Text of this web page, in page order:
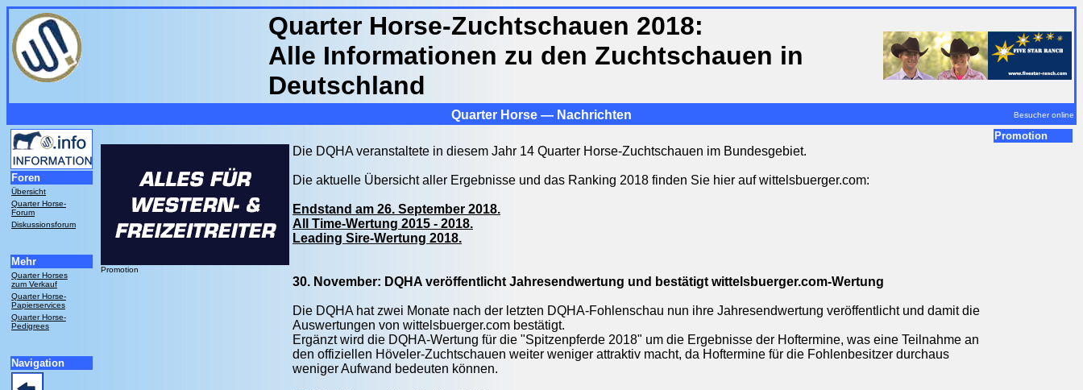
Quarter Horse-Zuchtschauen 2018:
Alle Informationen zu den Zuchtschauen in
Deutschland
Quarter Horse — Nachrichten Besucher online
Foren
Übersicht
Quarter Horse-
Forum
Diskussionsforum
Mehr
Quarter Horses
zum Verkauf
Quarter Horse-
Papierservices
Quarter Horse-
Pedigrees
Navigation
Promotion
Die DQHA veranstaltete in diesem Jahr 14 Quarter Horse-Zuchtschauen im Bundesgebiet.
Die aktuelle Übersicht aller Ergebnisse und das Ranking 2018 finden Sie hier auf wittelsbuerger.com:
Endstand am 26. September 2018.
All Time-Wertung 2015 - 2018.
Leading Sire-Wertung 2018.
30. November: DQHA veröffentlicht Jahresendwertung und bestätigt wittelsbuerger.com-Wertung
Die DQHA hat zwei Monate nach der letzten DQHA-Fohlenschau nun ihre Jahresendwertung veröffentlicht und damit die
Auswertungen von wittelsbuerger.com bestätigt.
Ergänzt wird die DQHA-Wertung für die "Spitzenpferde 2018" um die Ergebnisse der Hoftermine, was eine Teilnahme an
den offiziellen Höveler-Zuchtschauen weiter weniger attraktiv macht, da Hoftermine für die Fohlenbesitzer durchaus
weniger Aufwand bedeuten können.
Promotion